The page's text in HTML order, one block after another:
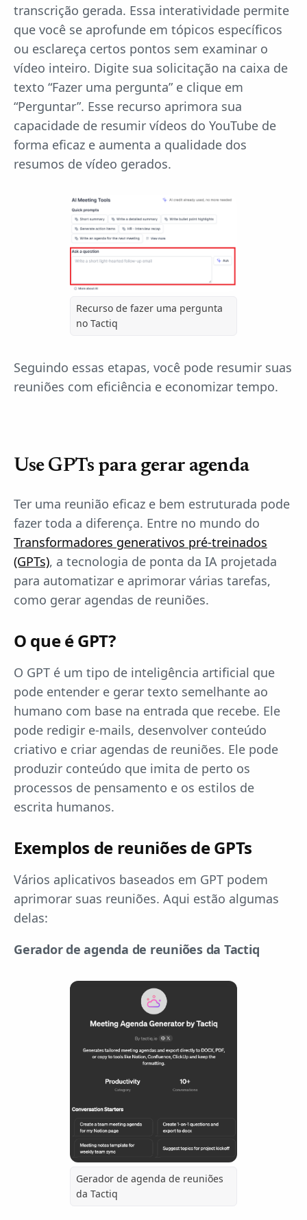
transcrição gerada. Essa interatividade permite
que você se aprofunde em tópicos específicos
ou esclareça certos pontos sem examinar o
vídeo inteiro. Digite sua solicitação na caixa de
texto “Fazer uma pergunta” e clique em
“Perguntar”. Esse recurso aprimora sua
capacidade de resumir vídeos do YouTube de
forma eficaz e aumenta a qualidade dos
resumos de vídeo gerados.
Recurso de fazer uma pergunta
no Tactiq
Seguindo essas etapas, você pode resumir suas
reuniões com eficiência e economizar tempo.
Use GPTs para gerar agenda
Ter uma reunião eficaz e bem estruturada pode
fazer toda a diferença. Entre no mundo do
Transformadores generativos pré-treinados
(GPTs), a tecnologia de ponta da IA projetada
para automatizar e aprimorar várias tarefas,
como gerar agendas de reuniões.
O que é GPT?
O GPT é um tipo de inteligência artificial que
pode entender e gerar texto semelhante ao
humano com base na entrada que recebe. Ele
pode redigir e-mails, desenvolver conteúdo
criativo e criar agendas de reuniões. Ele pode
produzir conteúdo que imita de perto os
processos de pensamento e os estilos de
escrita humanos.
Exemplos de reuniões de GPTs
Vários aplicativos baseados em GPT podem
aprimorar suas reuniões. Aqui estão algumas
delas:
Gerador de agenda de reuniões da Tactiq
Gerador de agenda de reuniões
da Tactiq